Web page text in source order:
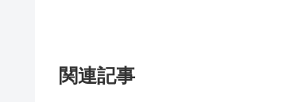
関連記事